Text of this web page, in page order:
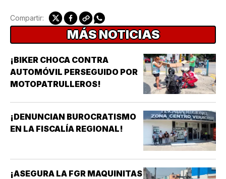
Compartir:
MÁS NOTICIAS
¡BIKER CHOCA CONTRA
AUTOMÓVIL PERSEGUIDO POR
MOTOPATRULLEROS!
¡DENUNCIAN BUROCRATISMO
EN LA FISCALÍA REGIONAL!
¡ASEGURA LA FGR MAQUINITAS